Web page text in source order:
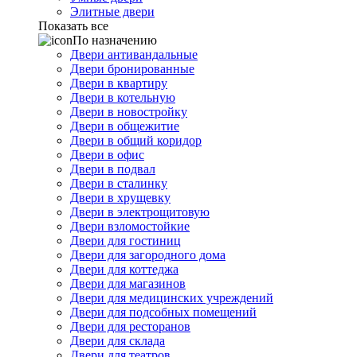
Элитные двери
Показать все
По назначению
Двери антивандальные
Двери бронированные
Двери в квартиру
Двери в котельную
Двери в новостройку
Двери в общежитие
Двери в общий коридор
Двери в офис
Двери в подвал
Двери в сталинку
Двери в хрущевку
Двери в электрощитовую
Двери взломостойкие
Двери для гостиниц
Двери для загородного дома
Двери для коттеджа
Двери для магазинов
Двери для медицинских учреждений
Двери для подсобных помещений
Двери для ресторанов
Двери для склада